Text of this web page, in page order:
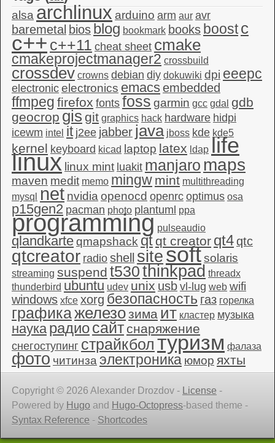
alsa archlinux arduino arm aur avr
baremetal bios blog bookmark books boost c
c++c++11 cheat sheet cmake
cmakeprojectmanager2 crossbuild
crossdev crowns debian diy dokuwiki dpi eeepc
electronic electronics emacsembedded
ffmpeg firefox fonts foss garmin gcc gdal gdb
geocrop gis git graphics hack hardware hidpi
icewm intel it j2ee jabber java jboss kde kde5
kernel keyboard kicad laptop latex ldap life
linux linux mint luakit manjaro maps
maven medit memo mingw mint multithreading
mysql
net nvidia openocd openrc optimus osa
p15gen2 pacman photo plantuml ppa
programming pulseaudio
qlandkarteqmapshack qt qt creator qt4qtc
qtcreator radio shell sitesoftsolaris
streaming suspend t530thinkpad threadx
thunderbird ubuntu udev unix usb vl-lug web wifi
windows xfce xorg безопасность газ горелка
графикажелезозима ит кластер музыка
наука радиосайт снаряжение
снегоступинг страйкбол туризм фалаза
фото читинза электроника юмор яхты
Copyright © 2026 Alexander Drozdov - License -
Powered by Hugo and Hugo-Octopress-based theme -
Syntax Reference - Shortcodes